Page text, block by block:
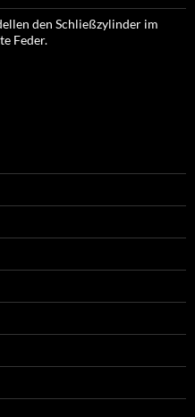
den Schließzylinder im
Feder.